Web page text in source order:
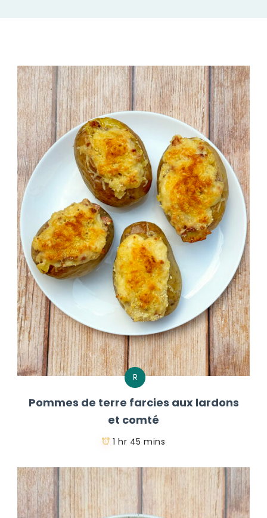
R
Pommes de terre farcies aux lardons
et comté
1 hr 45 mins